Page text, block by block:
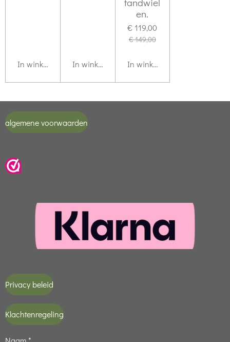
In winkelwagenIn winkelwagen
en.
€ 119,00
€ 149,00
In winkelwagen
algemene voorwaarden
Privacy beleid
Klachtenregeling